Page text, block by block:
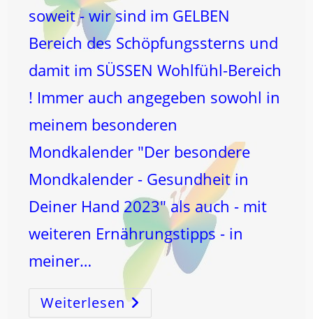
soweit - wir sind im GELBEN
Bereich des Schöpfungssterns und
damit im SÜSSEN Wohlfühl-Bereich
! Immer auch angegeben sowohl in
meinem besonderen
Mondkalender "Der besondere
Mondkalender - Gesundheit in
Deiner Hand 2023" als auch - mit
weiteren Ernährungstipps - in
meiner…
WeiterlesenMILZ-
KREBSenergie